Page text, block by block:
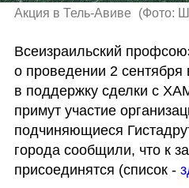
Акция в Тель-Авиве (Фото:
Всеизраильский
о проведении 2 сентября
в поддержку сделки с
примут участие
подчиняющиеся
города сообщили, что к
присоединятся (список -